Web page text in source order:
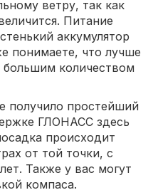
ветру, так как
Питание
аккумулятор
понимаете, что лучше
количеством
получило простейший
ГЛОНАСС здесь
происходит
от той точки, с
Также у вас могут
компаса.